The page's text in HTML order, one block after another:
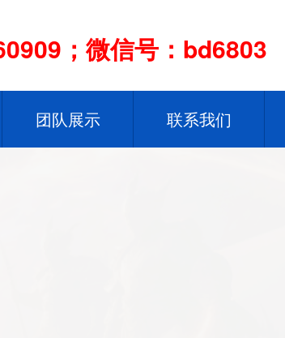
；微信号：bd6803
团队展示 联系我们